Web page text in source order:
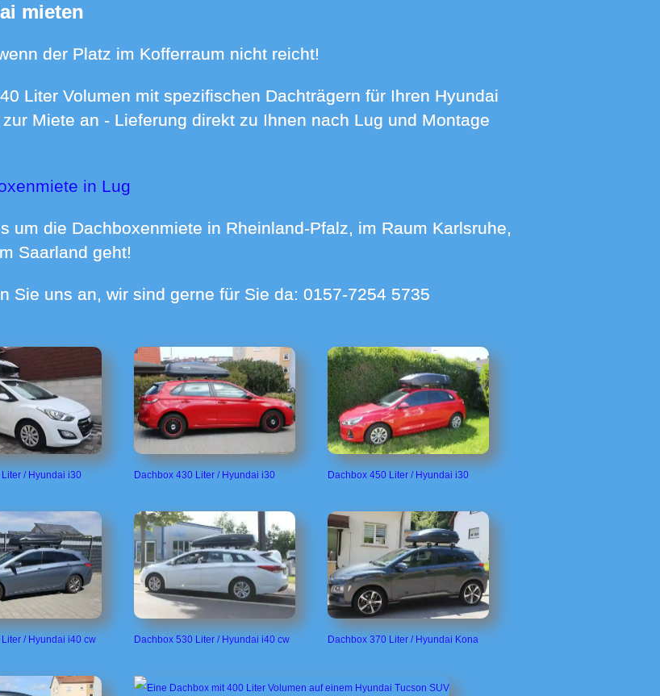
mieten
der Platz im Kofferraum nicht reicht!
Miete an - Lieferung direkt zu Ihnen nach Lug und Montage
in Lug
Saarland geht!
Sie uns an, wir sind gerne für Sie da: 0157-7254 5735
/ Hyundai i30 Dachbox 430 Liter / Hyundai i30 Dachbox 450 Liter / Hyundai i30
/ Hyundai i40 cw Dachbox 530 Liter / Hyundai i40 cw Dachbox 370 Liter / Hyundai Kona